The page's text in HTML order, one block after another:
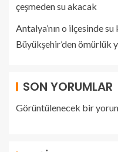
çeşmeden su akacak
Antalya’nın o ilçesinde
Büyükşehir’den ömürlük
SON YORUMLAR
Görüntülenecek bir